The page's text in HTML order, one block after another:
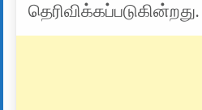
தெரிவிக்கப்படுகின்றது.